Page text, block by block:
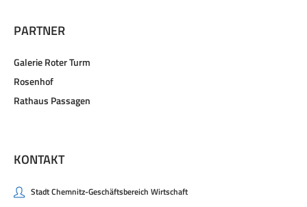
PARTNER
Galerie Roter Turm
Rosenhof
Rathaus Passagen
KONTAKT
Stadt Chemnitz-Geschäftsbereich Wirtschaft